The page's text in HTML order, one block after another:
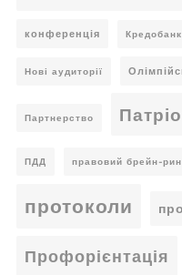
конференція Кредобанк
Нові аудиторії
Партнерство
ПДД правовий брейн-
протоколи
Профорієнтація